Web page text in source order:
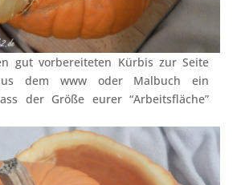
gut vorbereiteten Kürbis zur Seite
dem www oder Malbuch ein
der Größe eurer “Arbeitsfläche”